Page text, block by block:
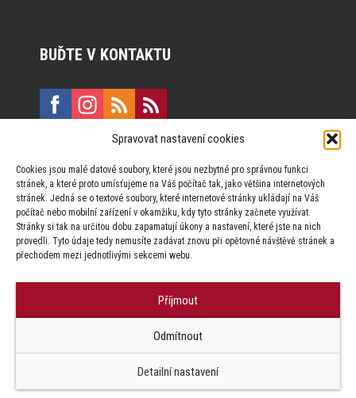
Spravovat nastavení cookies
Cookies jsou malé datové soubory, které jsou nezbytné pro správnou funkci
stránek, a které proto umísťujeme na Váš počítač tak, jako většina internetových
stránek. Jedná se o textové soubory, které internetové stránky ukládají na Váš
počítač nebo mobilní zařízení v okamžiku, kdy tyto stránky začnete využívat.
Stránky si tak na určitou dobu zapamatují úkony a nastavení, které jste na nich
provedli. Tyto údaje tedy nemusíte zadávat znovu při opětovné návštěvě stránek a
přechodem mezi jednotlivými sekcemi webu.
Příjmout
Odmítnout
Detailní nastavení
BUĎTE V KONTAKTU
Vinohradská 190, 130 00 Praha 3
Za publikovaný obsah odpovídají jednotliví autoři.
Factory s.r.o. zapovězeno.